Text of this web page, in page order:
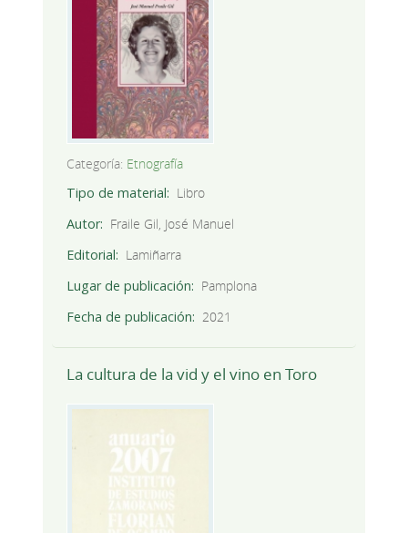
Categoría: Etnografía
Tipo de material
Libro
Autor
Fraile Gil, José Manuel
Editorial
Lamiñarra
Lugar de publicación
Pamplona
Fecha de publicación
2021
La cultura de la vid y el vino en Toro